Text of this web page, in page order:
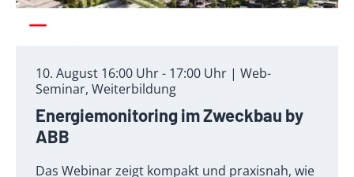
10. August 16:00 Uhr - 17:00 Uhr | Web-
Seminar, Weiterbildung
Energiemonitoring im Zweckbau by
ABB
Das Webinar zeigt kompakt und praxisnah, wie